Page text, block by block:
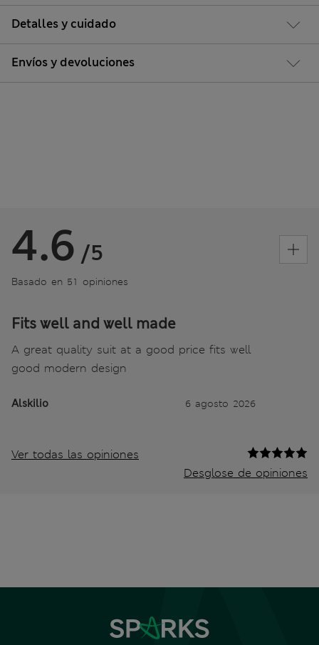
Detalles y cuidado
Envíos y devoluciones
4.6 /5
Basado en 51 opiniones
Fits well and well made
A great quality suit at a good price fits well
good modern design
Alskilio 6 agosto 2026
Ver todas las opiniones
Desglose de opiniones